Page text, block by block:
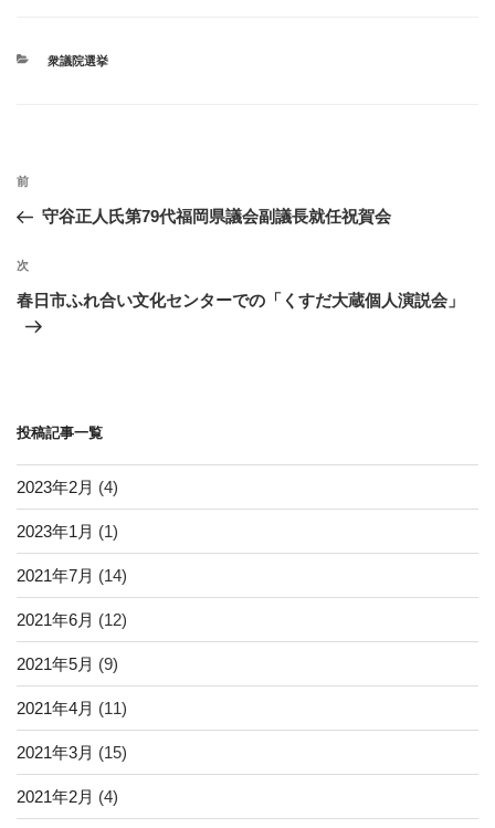
e
er
カ
衆議院選挙
投
ナ
ビ
ゲ
ー
過
去
投
稿
前
守谷正人氏第79代福岡県議会副議長就任祝賀会
次
の
次
春日市ふれ合い文化センターでの「くすだ大蔵個人演説会」
投稿記事一覧
2023年2月 (4)
2023年1月 (1)
2021年7月 (14)
2021年6月 (12)
2021年5月 (9)
2021年4月 (11)
2021年3月 (15)
2021年2月 (4)